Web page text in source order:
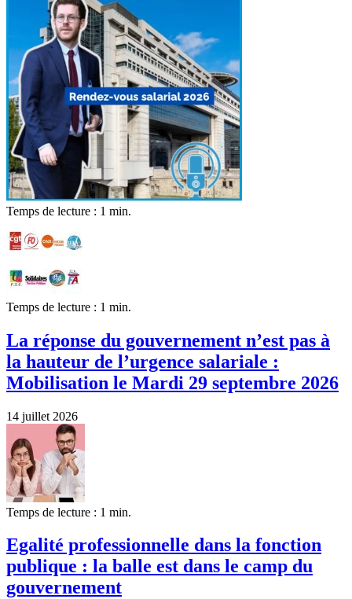
Temps de lecture : 1 min.
Temps de lecture : 1 min.
La réponse du gouvernement n’est pas à
la hauteur de l’urgence salariale :
Mobilisation le Mardi 29 septembre 2026
14 juillet 2026
Temps de lecture : 1 min.
Egalité professionnelle dans la fonction
publique : la balle est dans le camp du
gouvernement